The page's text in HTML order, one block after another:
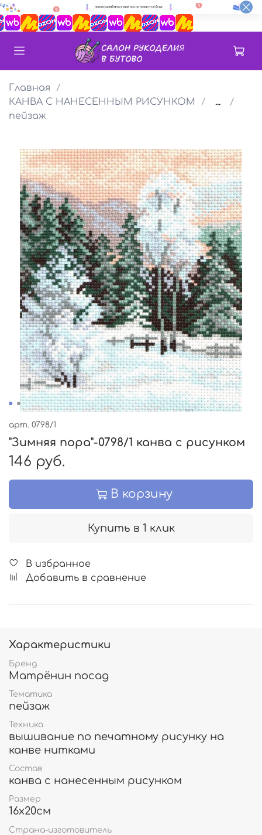
Главная
КАНВА С НАНЕСЕННЫМ РИСУНКОМ
...
пейзаж
арт. 0798/1
"Зимняя пора"-0798/1 канва с рисунком
146 руб.
В корзину
Купить в 1 клик
В избранное
Добавить в сравнение
Характеристики
Бренд
Матрёнин посад
Тематика
пейзаж
Техника
вышивание по печатному рисунку на
канве нитками
Состав
канва с нанесенным рисунком
Размер
16х20см
Страна-изготовитель